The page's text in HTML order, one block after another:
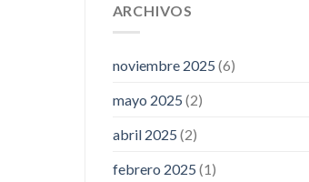
ARCHIVOS
noviembre 2025 (6)
mayo 2025 (2)
abril 2025 (2)
febrero 2025 (1)